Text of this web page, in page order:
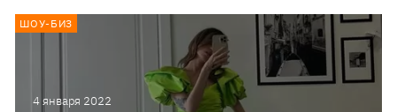
4 января 2022
ШОУ-БИЗ